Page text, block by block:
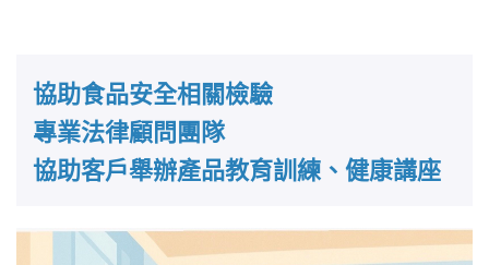
協助食品安全相關檢驗
專業法律顧問團隊
協助客戶舉辦產品教育訓練、健康講座